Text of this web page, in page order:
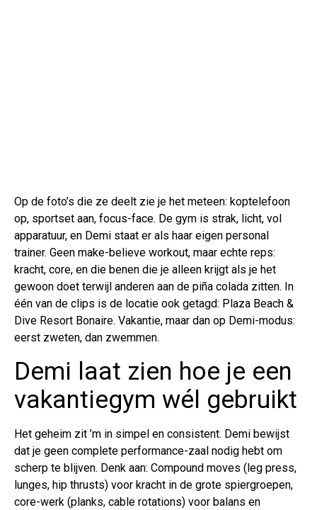
Op de foto’s die ze deelt zie je het meteen: koptelefoon
op, sportset aan, focus-face. De gym is strak, licht, vol
apparatuur, en Demi staat er als haar eigen personal
trainer. Geen make-believe workout, maar echte reps:
kracht, core, en die benen die je alleen krijgt als je het
gewoon doet terwijl anderen aan de piña colada zitten. In
één van de clips is de locatie ook getagd: Plaza Beach &
Dive Resort Bonaire. Vakantie, maar dan op Demi-modus:
eerst zweten, dan zwemmen.
Demi laat zien hoe je een
vakantiegym wél gebruikt
Het geheim zit ’m in simpel en consistent. Demi bewijst
dat je geen complete performance-zaal nodig hebt om
scherp te blijven. Denk aan: Compound moves (leg press,
lunges, hip thrusts) voor kracht in de grote spiergroepen,
core-werk (planks, cable rotations) voor balans en